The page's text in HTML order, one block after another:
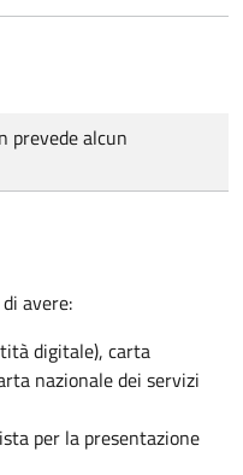
prevede alcun
avere:
digitale), carta
nazionale dei servizi
per la presentazione